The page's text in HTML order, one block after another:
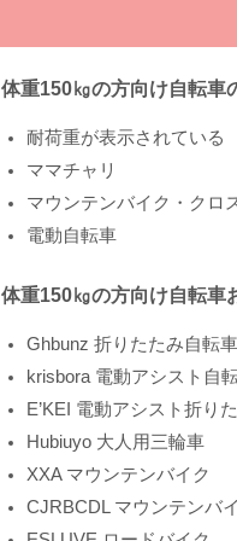
体重150㎏の方向け自転車
耐荷重が表示されている
ママチャリ
マウンテンバイク・クロ
電動自転車
体重150㎏の方向け自転車
Ghbunz 折りたたみ自転車
krisbora 電動アシスト自
E’KEI 電動アシスト折り
Hubiuyo 大人用三輪車
XXA マウンテンバイク
CJRBCDL マウンテンバ